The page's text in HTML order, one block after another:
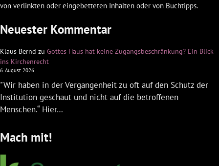
von verlinkten oder eingebetteten Inhalten oder von Buchtipps.
Neuester Kommentar
Klaus Bernd zu Gottes Haus hat keine Zugangsbeschränkung? Ein Blick
ins Kirchenrecht
6. August 2026
"Wir haben in der Vergangenheit zu oft auf den Schutz der
Institution geschaut und nicht auf die betroffenen
Menschen.“ Hier…
Mach mit!